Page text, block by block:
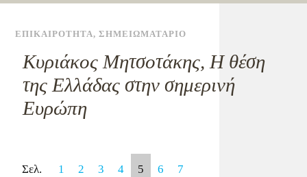
ΕΠΙΚΑΙΡΟΤΗΤΑ,ΣΗΜΕΙΩΜΑΤΑΡΙΟ
Κυριάκος Μητσοτάκης, Η θέση
της Ελλάδας στην σημερινή
Ευρώπη
Σελ. 1 2 3 4 5 6 7